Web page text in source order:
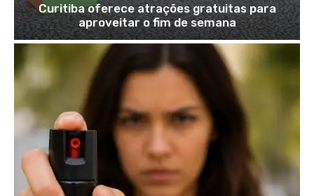
Curitiba oferece atrações gratuitas para
aproveitar o fim de semana